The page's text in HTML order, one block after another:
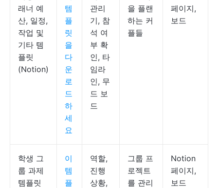
래너 예
산, 일정,
작업 및
기타 템
플릿
(Notion)
템
플
릿
을
다
운
로
드
하
세
요
관리
기, 참
석 여
부 확
인, 타
임라
인, 무
드 보
드
을 플랜
하는 커
플들
페이지,
보드
학생 그
룹 과제
템플릿
이
템
플
역할,
진행
상황,
그룹 프
로젝트
를 관리
Notion
페이지,
보드